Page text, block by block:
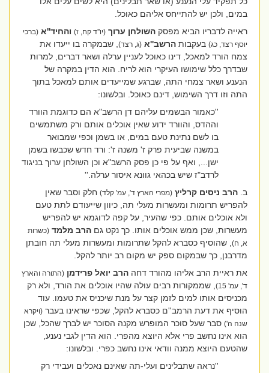
במים, ולכן יש להתייחס אליהם כאוכל.
ראייה לדבריו הביא מפסקהשולחן ערוך (יו''ד קח, ז) והחיד''א (ברכי
יוסף רצד, כג) בעקבותהרשב''א (ג, רצד), שבמקרה בו ייעדו את
צמח הורד למאכל, דינו כאוכל לעניין ערלה ושאר דברים, למרות
שבדרך כלל שימושו העיקרי הוא לריח. הוא הדין במקרה של
הנענע ושאר צמחי התה, שברגע שמייעדים אותם למאכל בתוך
התה וזו דרך השימוש, דינם כאוכל. ובלשונו:
''כאמור הבשמים עליהם דן הרשב"א הם כדוגמת הוורד
וההדס, והוורד ידוע שאין אוכלים אותם ורק משתמשים
בו לשם נתינת טעם במים, או בשמן וכפי שמבואר
במשנה שביעית פרק ז' משנה ז': ורד חדש שכבשו בשמן
ישן..., ואף על פי כן פסק הרשב"א וכן השולחן ערוך בניגוד
לרדב"ז שיש בכהאי גוונא איסור ערלה.''
ב.הרב ניסים קרליץ (מפרי הארץ ד', עמ' קלד)חלק וסבר שאין
להפריש תרומות ומעשרות מעלי תה, כיוון שייעודם לתת טעם
ולא אוכלים אותם. כפי שהעיר, על קפה לדוגמא יש להפריש
מעשרות, שכן ממש אוכלים אותו. כך נקט גםהרב מלמד (כשרות
א, ח) , שהוסיף כסברא להקל שתרומות ומעשרות מעלי תה חובתן
מדרבנן, כך שבמקום ספק יש מקום רב יותר להקל.
את ראיית הרב אליהו מהורד דחההרב יואל פרידמן (התורה והארץ
ד', עמ' 15)
, שממקורות רבים עולה שהיו אוכלים את הורד, ולא רק
מכניסים אותו למים לזמן קצר על מנת שיכניס את טעמו. עוד
הוסיף את דעת הרמב''ם כסברא להקל, שכפי שראינו בעבר(ויקרא
שנה ה') סבר שעל סוכר המופרש מקנה הסוכר יש לברך שהכל, שכן
הוא אינו נחשב פרי אלא היוצא מהפרי. הוא הדין לגבי נענע,
שהטעם היוצא ממנה וודאי אינו נחשב כפרי. ובלשונו:
''נראה שתבלינים ועלי-תה שאינם נאכלים ועבידי רק